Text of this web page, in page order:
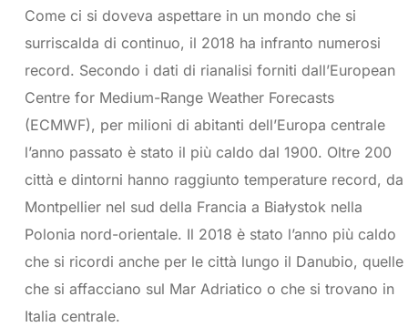
Come ci si doveva aspettare in un mondo che si
surriscalda di continuo, il 2018 ha infranto numerosi
record. Secondo i dati di rianalisi forniti dall’European
Centre for Medium-Range Weather Forecasts
(ECMWF), per milioni di abitanti dell’Europa centrale
l’anno passato è stato il più caldo dal 1900. Oltre 200
città e dintorni hanno raggiunto temperature record, da
Montpellier nel sud della Francia a Białystok nella
Polonia nord-orientale. Il 2018 è stato l’anno più caldo
che si ricordi anche per le città lungo il Danubio, quelle
che si affacciano sul Mar Adriatico o che si trovano in
Italia centrale.